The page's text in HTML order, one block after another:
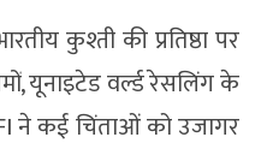
कुश्ती की प्रतिष्ठा पर
यूनाइटेड वर्ल्ड रेसलिंग के
ने कई चिंताओं को उजागर